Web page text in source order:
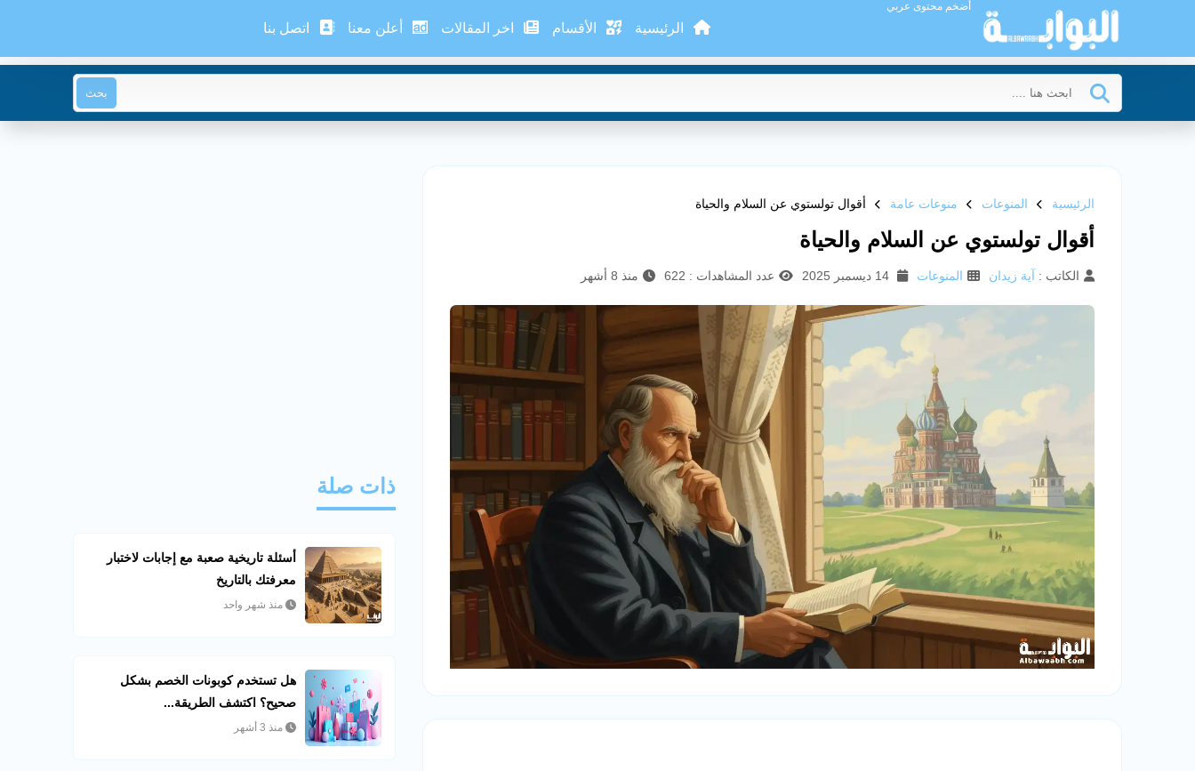
أضخم محتوى عربي
الرئيسية الأقسام اخر المقالات أعلن معنا اتصل بنا
بحث
الرئيسية المنوعات منوعات عامة أقوال تولستوي عن السلام والحياة
أقوال تولستوي عن السلام والحياة
الكاتب : آية زيدان المنوعات عدد المشاهدات : 622 منذ 8 أشهر
ذات صلة
أسئلة تاريخية صعبة مع إجابات لاختبار
معرفتك بالتاريخ
منذ شهر واحد
هل تستخدم كوبونات الخصم بشكل
صحيح؟ اكتشف الطريقة...
منذ 3 أشهر